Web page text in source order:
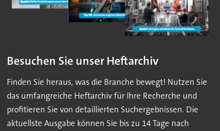
Besuchen Sie unser Heftarchiv
Finden Sie heraus, was die Branche bewegt! Nutzen Sie
das umfangreiche Heftarchiv für Ihre Recherche und
profitieren Sie von detaillierten Suchergebnissen. Die
aktuellste Ausgabe können Sie bis zu 14 Tage nach